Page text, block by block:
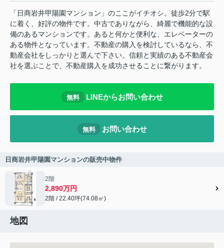
「日商岩井甲陽園マンション」のここがイチオシ。徒歩2分で駅
に着く、好評の物件です。中古でありながら、綺麗で機能的な設
備のあるマンションです。あると何かと便利な、エレベーターの
ある物件となっています。不動産の購入を検討しているなら、不
動産会社をしっかりと選んで下さい。信頼と実績のある不動産会
社を選ぶことで、不動産購入を成功させることに繋がります。
無料 LINEからお問い合わせ
無料 お問い合わせ
日商岩井甲陽園マンションの販売中物件
2階
2,890万円
2階 / 22.40坪(74.08㎡)
地図